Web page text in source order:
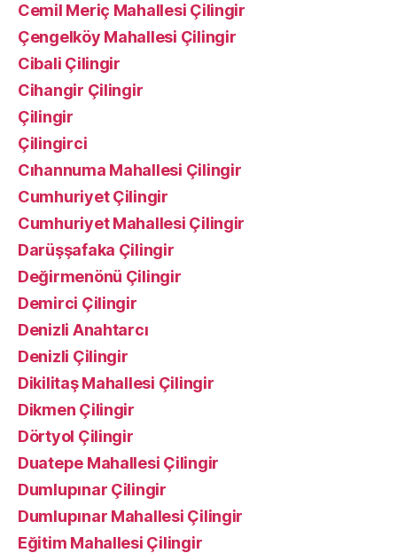
Cemil Meriç Mahallesi Çilingir
Çengelköy Mahallesi Çilingir
Cibali Çilingir
Cihangir Çilingir
Çilingir
Çilingirci
Cıhannuma Mahallesi Çilingir
Cumhuriyet Çilingir
Cumhuriyet Mahallesi Çilingir
Darüşşafaka Çilingir
Değirmenönü Çilingir
Demirci Çilingir
Denizli Anahtarcı
Denizli Çilingir
Dikilitaş Mahallesi Çilingir
Dikmen Çilingir
Dörtyol Çilingir
Duatepe Mahallesi Çilingir
Dumlupınar Çilingir
Dumlupınar Mahallesi Çilingir
Eğitim Mahallesi Çilingir